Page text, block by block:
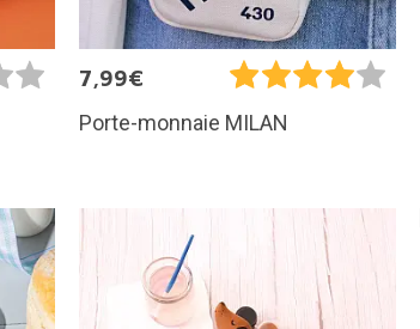
7,99€
Porte-monnaie MILAN